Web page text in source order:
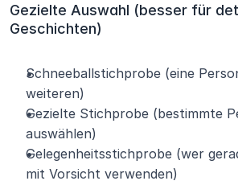
Gezielte Auswahl (besser für
Geschichten)
Schneeballstichprobe (eine
weiteren)
Gezielte Stichprobe (bestimmte
auswählen)
Gelegenheitsstichprobe (wer
mit Vorsicht verwenden)